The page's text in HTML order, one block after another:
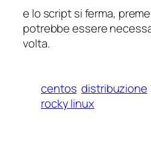
e lo script si ferma,
potrebbe essere
volta.
centos distribuzione
rocky linux